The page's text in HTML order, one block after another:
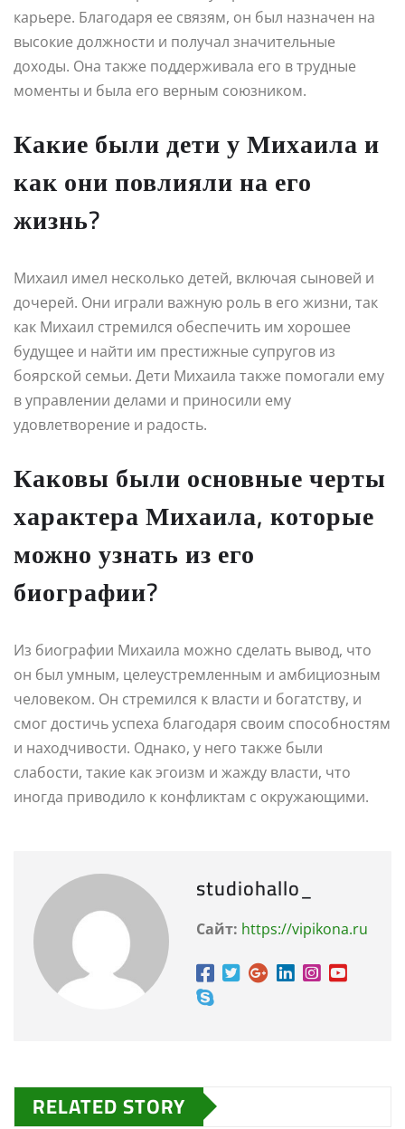
карьере. Благодаря ее связям, он был назначен на
высокие должности и получал значительные
доходы. Она также поддерживала его в трудные
моменты и была его верным союзником.
Какие были дети у Михаила и
как они повлияли на его
жизнь?
Михаил имел несколько детей, включая сыновей и
дочерей. Они играли важную роль в его жизни, так
как Михаил стремился обеспечить им хорошее
будущее и найти им престижные супругов из
боярской семьи. Дети Михаила также помогали ему
в управлении делами и приносили ему
удовлетворение и радость.
Каковы были основные черты
характера Михаила, которые
можно узнать из его
биографии?
Из биографии Михаила можно сделать вывод, что
он был умным, целеустремленным и амбициозным
человеком. Он стремился к власти и богатству, и
смог достичь успеха благодаря своим способностям
и находчивости. Однако, у него также были
слабости, такие как эгоизм и жажду власти, что
иногда приводило к конфликтам с окружающими.
studiohallo_
Сайт: https://vipikona.ru
RELATED STORY